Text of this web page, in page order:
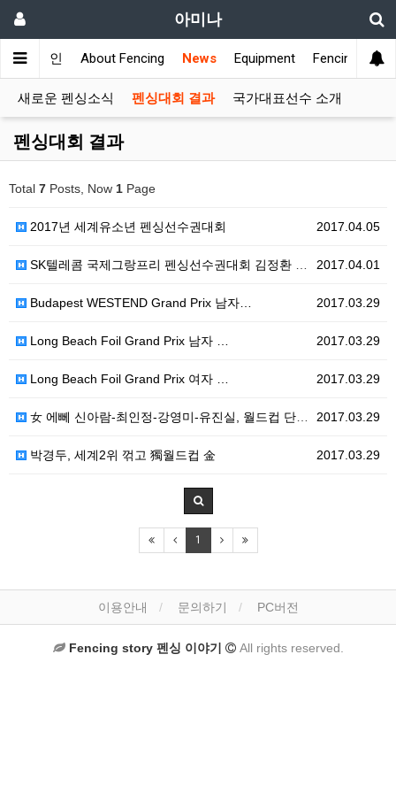
아미나
메인 About Fencing News Equipment Fencing Club
새로운 펜싱소식 펜싱대회 결과 국가대표선수 소개
펜싱대회 결과
Total 7 Posts, Now 1 Page
2017.04.05
2017년 세계유소년 펜싱선수권대회
2017.04.01
SK텔레콤 국제그랑프리 펜싱선수권대회 김정환 우승
2017.03.29
Budapest WESTEND Grand Prix 남자…
2017.03.29
Long Beach Foil Grand Prix 남자 …
2017.03.29
Long Beach Foil Grand Prix 여자 …
2017.03.29
女 에뻬 신아람-최인정-강영미-유진실, 월드컵 단체전 …
2017.03.29
박경두, 세계2위 꺾고 獨월드컵 金
1
이용안내 문의하기 PC버전
Fencing story 펜싱 이야기 All rights reserved.